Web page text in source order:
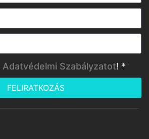
Adatvédelmi Szabályzatot! *
FELIRATKOZÁS